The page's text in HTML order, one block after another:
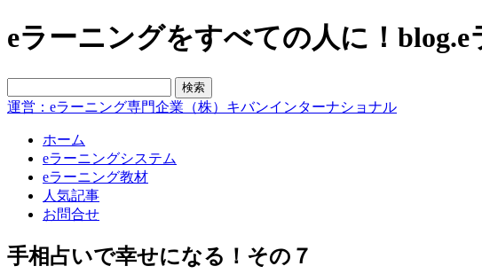
eラーニングをすべての人に！blog.e
運営：eラーニング専門企業（株）キバンインターナショナル
ホーム
eラーニングシステム
eラーニング教材
人気記事
お問合せ
手相占いで幸せになる！その７